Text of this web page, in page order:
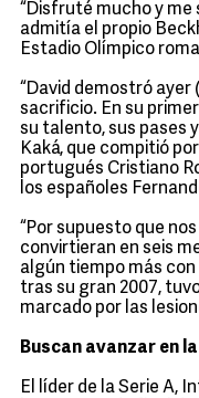
“Disfruté mucho y me
admitía el propio
Estadio Olímpico
“David demostró ayer
sacrificio. En su
su talento, sus pases
Kaká, que compitió
portugués Cristiano
los españoles
“Por supuesto que
convirtieran en seis
algún tiempo más con
tras su gran 2007,
marcado por las
Buscan avanzar en
El líder de la Serie A,